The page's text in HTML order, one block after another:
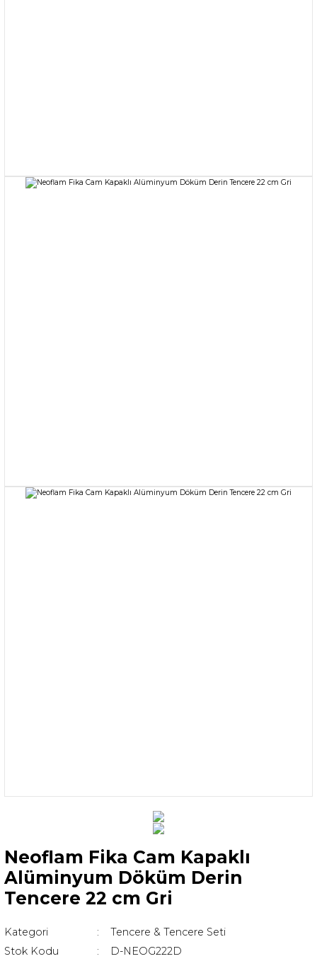
Neoflam Fika Cam Kapaklı
Alüminyum Döküm Derin
Tencere 22 cm Gri
Kategori
Tencere & Tencere Seti
Stok Kodu
D-NEOG222D